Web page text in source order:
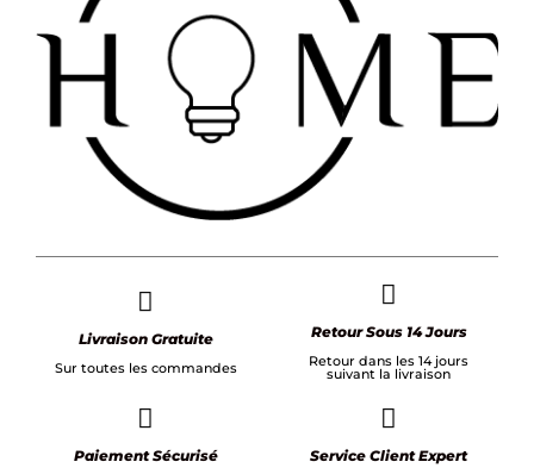
Livraison Gratuite
Sur toutes les commandes
Retour Sous 14 Jours
Retour dans les 14 jours
suivant la livraison
Paiement Sécurisé Service Client Expert